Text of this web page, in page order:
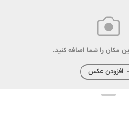
مکان را شما اضافه کنید.
افزودن عکس